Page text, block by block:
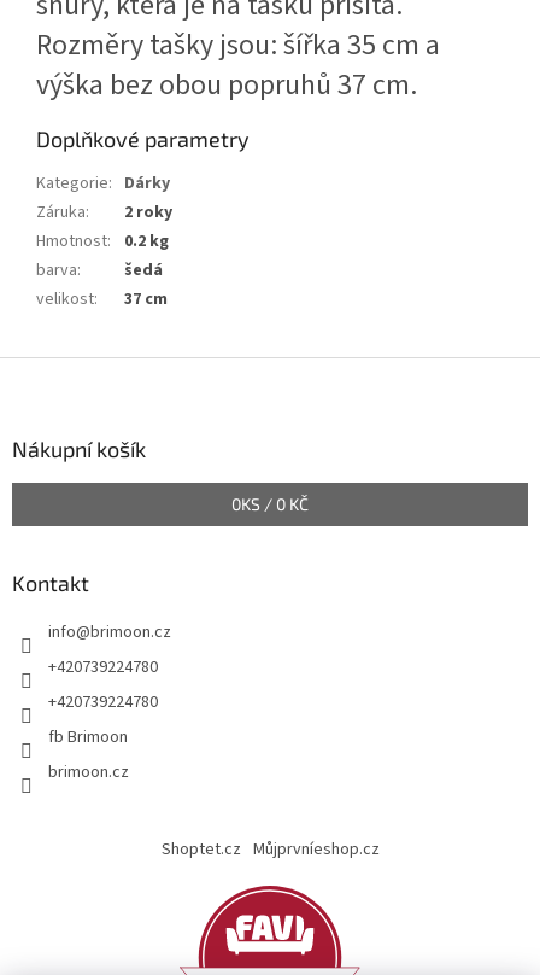
Rozměry tašky jsou: šířka 35 cm a
výška bez obou popruhů 37 cm.
Doplňkové parametry
Kategorie: Dárky
Záruka:
2 roky
Hmotnost:
0.2 kg
barva:
šedá
velikost: 37 cm
Nákupní košík
0KS / 0 KČ
Kontakt
info@brimoon.cz
+420739224780
+420739224780
fb Brimoon
brimoon.cz
Shoptet.cz Můjprvníeshop.cz